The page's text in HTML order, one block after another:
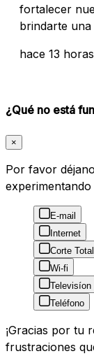
fortalecer
brindarte
hace 13 horas
¿Qué no está
×
Por favor
E-mail
Internet
Corte Total
Wi-fi
Televisíon
Teléfono
¡Gracias por tu
frustraciones